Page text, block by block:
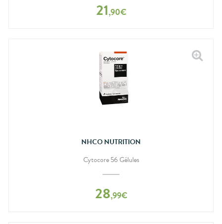
21,90€
NHCO NUTRITION
Cytocore 56 Gélules
28,99€